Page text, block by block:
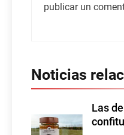
publicar un
Noticias
Las